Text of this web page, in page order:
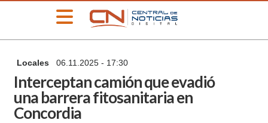
PORTADA
Deportes
Locales 06.11.2025 - 17:30
Interceptan camión que evadió
una barrera fitosanitaria en
Concordia